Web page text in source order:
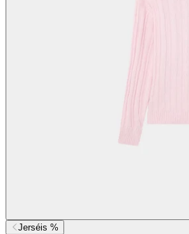
Jerséis %